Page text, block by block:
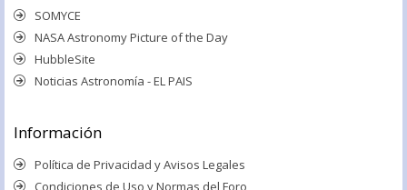
SOMYCE
NASA Astronomy Picture of the Day
HubbleSite
Noticias Astronomía - EL PAIS
Información
Política de Privacidad y Avisos Legales
Condiciones de Uso y Normas del Foro